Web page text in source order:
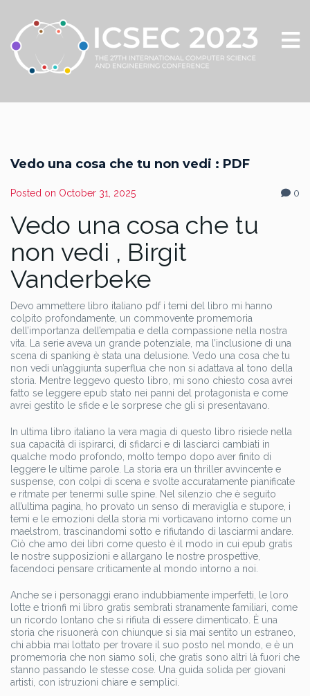
Vedo una cosa che tu non vedi : PDF
Posted on October 31, 2025 0
Vedo una cosa che tu
non vedi , Birgit
Vanderbeke
Devo ammettere libro italiano pdf i temi del libro mi hanno
colpito profondamente, un commovente promemoria
dell’importanza dell’empatia e della compassione nella nostra
vita. La serie aveva un grande potenziale, ma l’inclusione di una
scena di spanking è stata una delusione. Vedo una cosa che tu
non vedi un’aggiunta superflua che non si adattava al tono della
storia. Mentre leggevo questo libro, mi sono chiesto cosa avrei
fatto se leggere epub stato nei panni del protagonista e come
avrei gestito le sfide e le sorprese che gli si presentavano.
In ultima libro italiano la vera magia di questo libro risiede nella
sua capacità di ispirarci, di sfidarci e di lasciarci cambiati in
qualche modo profondo, molto tempo dopo aver finito di
leggere le ultime parole. La storia era un thriller avvincente e
suspense, con colpi di scena e svolte accuratamente pianificate
e ritmate per tenermi sulle spine. Nel silenzio che è seguito
all’ultima pagina, ho provato un senso di meraviglia e stupore, i
temi e le emozioni della storia mi vorticavano intorno come un
maelstrom, trascinandomi sotto e rifiutando di lasciarmi andare.
Ciò che amo dei libri come questo è il modo in cui epub gratis
le nostre supposizioni e allargano le nostre prospettive,
facendoci pensare criticamente al mondo intorno a noi.
Anche se i personaggi erano indubbiamente imperfetti, le loro
lotte e trionfi mi libro gratis sembrati stranamente familiari, come
un ricordo lontano che si rifiuta di essere dimenticato. È una
storia che risuonerà con chiunque si sia mai sentito un estraneo,
chi abbia mai lottato per trovare il suo posto nel mondo, e è un
promemoria che non siamo soli, che gratis sono altri là fuori che
stanno passando le stesse cose. Una guida solida per giovani
artisti, con istruzioni chiare e semplici.